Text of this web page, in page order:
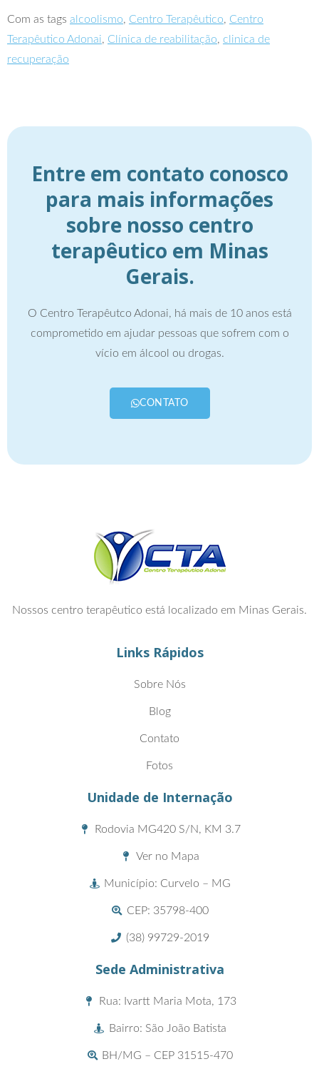
Com as tags alcoolismo, Centro Terapêutico, Centro
Terapêutico Adonai, Clínica de reabilitação, clinica de
recuperação
Entre em contato conosco
para mais informações
sobre nosso centro
terapêutico em Minas
Gerais.
O Centro Terapêutco Adonai, há mais de 10 anos está
comprometido em ajudar pessoas que sofrem com o
vício em álcool ou drogas.
CONTATO
Nossos centro terapêutico está localizado em Minas Gerais.
Links Rápidos
Sobre Nós
Blog
Contato
Fotos
Unidade de Internação
Rodovia MG420 S/N, KM 3.7
Ver no Mapa
Município: Curvelo – MG
CEP: 35798-400
(38) 99729-2019
Sede Administrativa
Rua: Ivartt Maria Mota, 173
Bairro: São João Batista
BH/MG – CEP 31515-470